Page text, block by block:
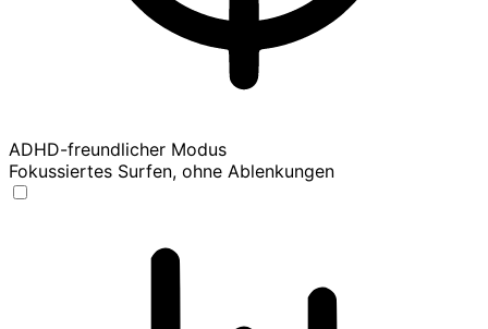
ADHD-freundlicher Modus
Fokussiertes Surfen, ohne Ablenkungen